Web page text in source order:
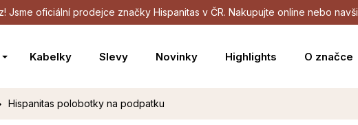
Jsme oficiální prodejce značky Hispanitas v ČR. Nakupujte online nebo
Kabelky Slevy Novinky Highlights O značce
Hispanitas polobotky na podpatku